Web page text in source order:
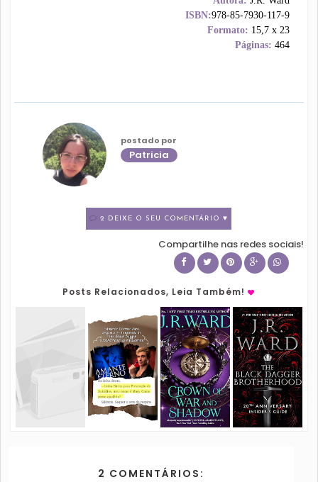
ISBN:978-85-7930-117-9
Formato: 15,7 x 23
Páginas: 464
postado por
Patricia
2 DEIXE O SEU COMENTÁRIO ♥
Compartilhe nas redes sociais!
Posts Relacionados, Leia Também!
2 COMENTÁRIOS: